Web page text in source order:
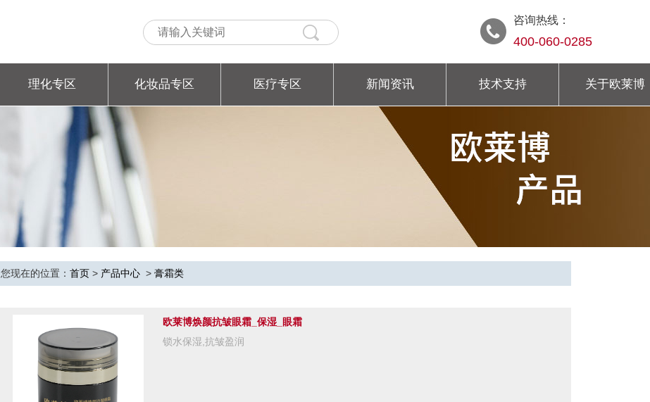
咨询热线：
400-060-0285
理化专区 化妆品专区 医疗专区 新闻资讯 技术支持 关于欧莱博
您现在的位置： 首页 > 产品中心 > 膏霜类
欧莱博焕颜抗皱眼霜_保湿_眼霜
锁水保湿,抗皱盈润